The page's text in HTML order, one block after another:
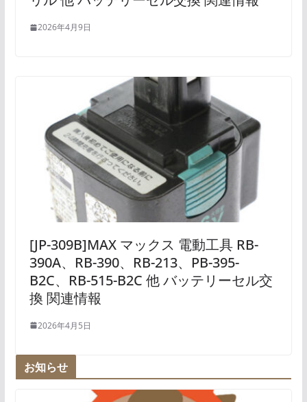
2026年4月9日
[JP-309B]MAX マックス 電動工具 RB-
390A、RB-390、RB-213、PB-395-
B2C、RB-515-B2C 他 バッテリーセル交
換 関連情報
2026年4月5日
お知らせ